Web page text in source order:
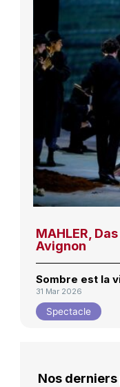
MAHLER,
Avignon
Sombre est la
31 Mar 2026
Spectacle
Nos